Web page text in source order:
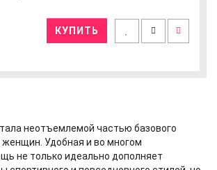
КУПИТЬ
неотъемлемой частью базового
женщин. Удобная и во многом
не только идеально дополняет